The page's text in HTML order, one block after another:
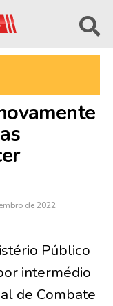
de 2022
Público
intermédio
de Combate